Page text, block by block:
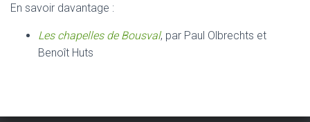
En savoir davantage :
Les chapelles de Bousval, par Paul Olbrechts et
Benoît Huts